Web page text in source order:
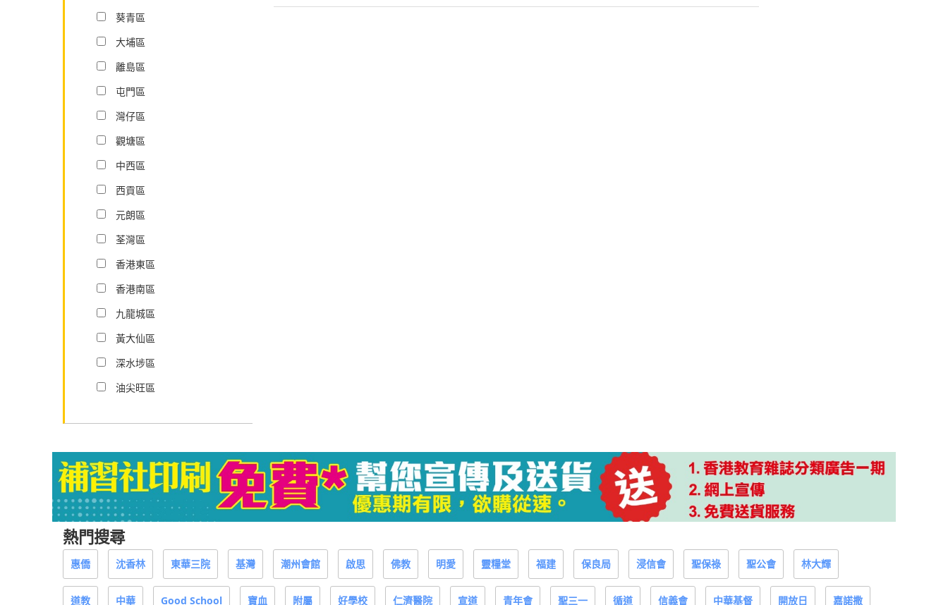
葵青區
大埔區
離島區
屯門區
灣仔區
觀塘區
中西區
西貢區
元朗區
荃灣區
香港東區
香港南區
九龍城區
黃大仙區
深水埗區
油尖旺區
熱門搜尋
惠僑 沈香林 東華三院 基灣 潮州會館 啟思 佛教 明愛 靈糧堂 福建 保良局 浸信會 聖保祿 聖公會 林大輝
道教 中華 Good School 寶血 附屬 好學校 仁濟醫院 宣道 青年會 聖三一 循道 信義會 中華基督 開放日 嘉諾撒